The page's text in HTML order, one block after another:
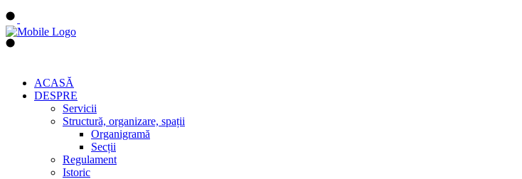
ACASĂ
DESPRE
Servicii
Structură, organizare, spații
Organigramă
Secții
Regulament
Istoric